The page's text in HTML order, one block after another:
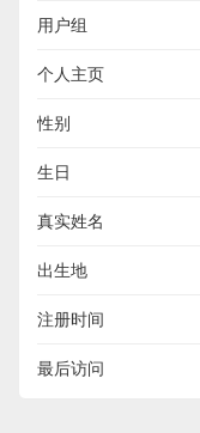
用户组
个人主页
性别
生日
真实姓名
出生地
注册时间
最后访问